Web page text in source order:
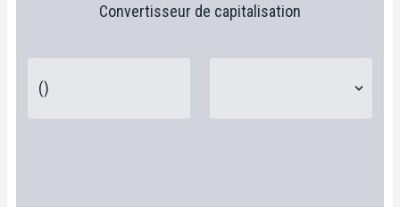
Convertisseur de capitalisation